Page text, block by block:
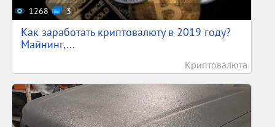
1268 3
Как заработать криптовалюту в 2019 году?
Майнинг,...
Криптовалюта